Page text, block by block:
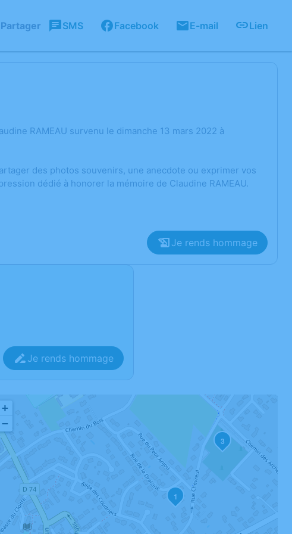
Partager SMS Facebook E-mail Lien
RAMEAU survenu le dimanche 13 mars 2022 à
des photos souvenirs, une anecdote ou exprimer vos
dédié à honorer la mémoire de Claudine RAMEAU.
Je rends hommage
Je rends hommage
1
3
+
−